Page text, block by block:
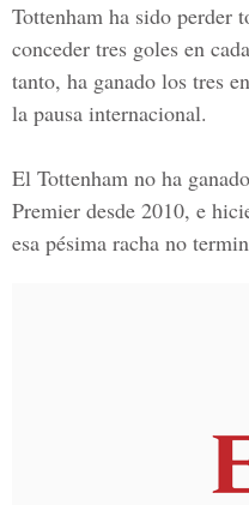
Tottenham ha sido perder
conceder tres goles en
tanto, ha ganado los tres
la pausa internacional.
El Tottenham no ha
Premier desde 2010, e
esa pésima racha no